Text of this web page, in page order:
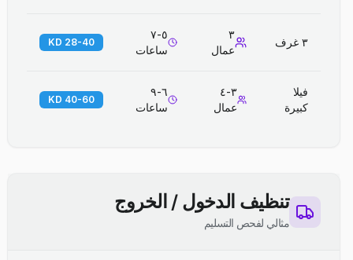
٣ غرف
٣
عمال
٥-٧
ساعات
28-40 KD
فيلا
كبيرة
٣-٤
عمال
٦-٩
ساعات
40-60 KD
تنظيف الدخول / الخروج
مثالي لفحص التسليم